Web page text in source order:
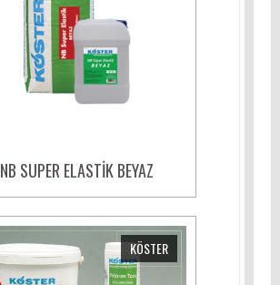
NB SUPER ELASTIK BEYAZ
KÖSTER